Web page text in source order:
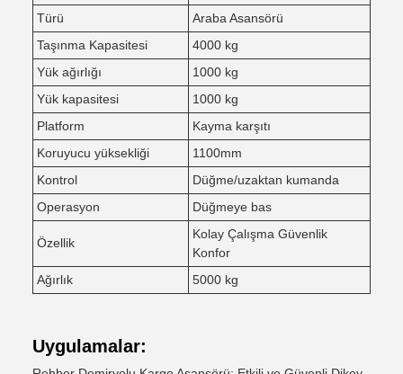
Türü
Araba Asansörü
Taşınma Kapasitesi
4000 kg
Yük ağırlığı
1000 kg
Yük kapasitesi
1000 kg
Platform
Kayma karşıtı
Koruyucu yüksekliği
1100mm
Kontrol
Düğme/uzaktan kumanda
Operasyon
Düğmeye bas
Özellik
Kolay Çalışma Güvenlik
Konfor
Ağırlık
5000 kg
Uygulamalar: